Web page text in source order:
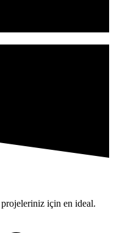
için en ideal.